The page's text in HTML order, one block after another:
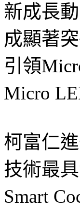
新成長
成顯著
引領
Micro
柯富仁
技術最
Smart